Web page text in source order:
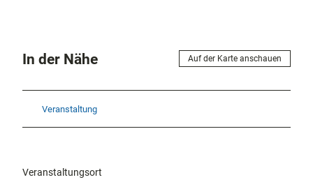
In der Nähe Auf der Karte anschauen
Veranstaltung
Veranstaltungsort